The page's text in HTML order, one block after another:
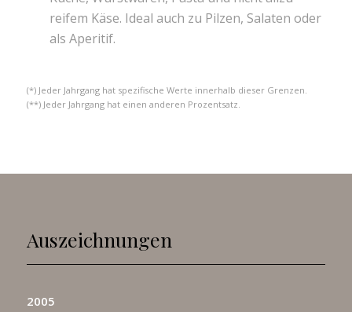
reifem Käse. Ideal auch zu Pilzen, Salaten oder
als Aperitif.
(*) Jeder Jahrgang hat spezifische Werte innerhalb dieser Grenzen.
(**) Jeder Jahrgang hat einen anderen Prozentsatz.
Auszeichnungen
2005